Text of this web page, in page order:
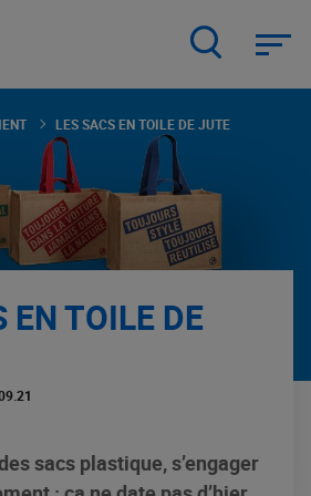
LES SACS EN TOILE DE JUTE
EN TOILE DE
sacs plastique, s’engager